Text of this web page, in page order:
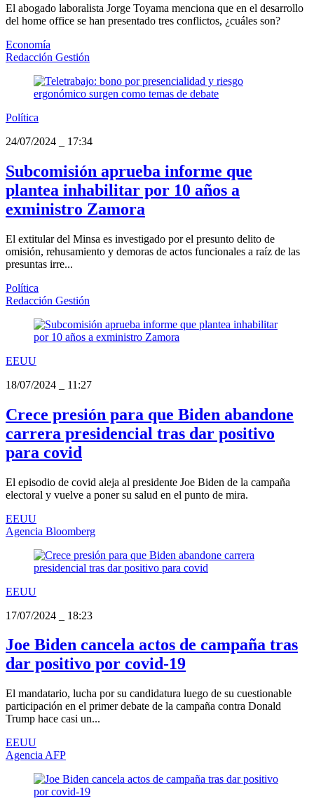
El abogado laboralista Jorge Toyama menciona que en el desarrollo
del home office se han presentado tres conflictos, ¿cuáles son?
Economía
Redacción Gestión
Política
24/07/2024
17:34
Subcomisión aprueba informe que
plantea inhabilitar por 10 años a
exministro Zamora
El extitular del Minsa es investigado por el presunto delito de
omisión, rehusamiento y demoras de actos funcionales a raíz de las
presuntas irre...
Política
Redacción Gestión
EEUU
18/07/2024
11:27
Crece presión para que Biden abandone
carrera presidencial tras dar positivo
para covid
El episodio de covid aleja al presidente Joe Biden de la campaña
electoral y vuelve a poner su salud en el punto de mira.
EEUU
Agencia Bloomberg
EEUU
17/07/2024
18:23
Joe Biden cancela actos de campaña tras
dar positivo por covid-19
El mandatario, lucha por su candidatura luego de su cuestionable
participación en el primer debate de la campaña contra Donald
Trump hace casi un...
EEUU
Agencia AFP